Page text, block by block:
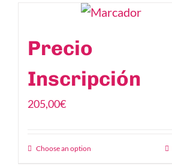
Precio
Inscripción
205,00€
Choose an option